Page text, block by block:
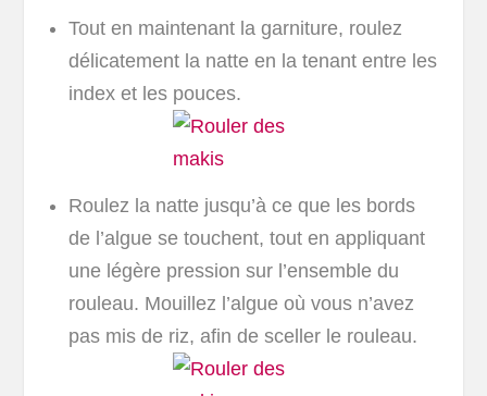
Tout en maintenant la garniture, roulez
délicatement la natte en la tenant entre les
index et les pouces.
Roulez la natte jusqu’à ce que les bords
de l’algue se touchent, tout en appliquant
une légère pression sur l’ensemble du
rouleau. Mouillez l’algue où vous n’avez
pas mis de riz, afin de sceller le rouleau.